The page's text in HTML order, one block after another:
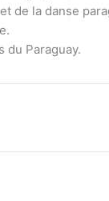
de la danse
Paraguay.